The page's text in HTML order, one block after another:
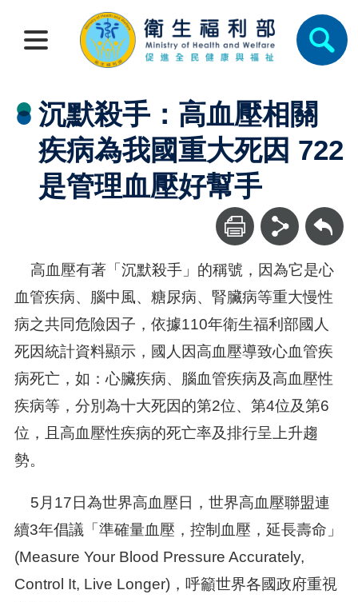
沉默殺手：高血壓相關
疾病為我國重大死因 722
是管理血壓好幫手
回上一頁
高血壓有著「沉默殺手」的稱號，因為它是心
血管疾病、腦中風、糖尿病、腎臟病等重大慢性
病之共同危險因子，依據110年衛生福利部國人
死因統計資料顯示，國人因高血壓導致心血管疾
病死亡，如：心臟疾病、腦血管疾病及高血壓性
疾病等，分別為十大死因的第2位、第4位及第6
位，且高血壓性疾病的死亡率及排行呈上升趨
勢。
5月17日為世界高血壓日，世界高血壓聯盟連
續3年倡議「準確量血壓，控制血壓，延長壽命」
(Measure Your Blood Pressure Accurately,
Control It, Live Longer)，呼籲世界各國政府重視